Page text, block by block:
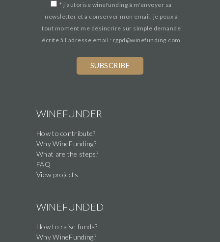
* j’autorise winefunding à m'envoyer sa
newsletter et à conserver mon email. je peux à
tout moment me désincrire sur simple demande
écrite à l'adresse email : rgpd@winefunding.com
WINEFUNDER
How to contribute?
Why WineFunding?
What are the steps?
FAQ
View projects
WINEFUNDED
How to raise funds?
Why WineFunding?